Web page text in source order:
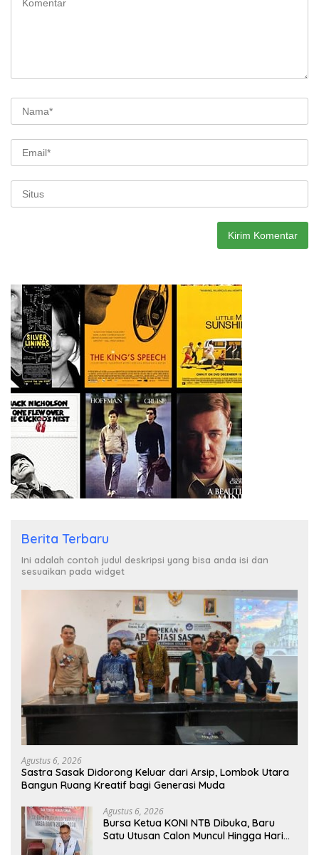
Berita Terbaru
Ini adalah contoh judul deskripsi yang bisa anda isi dan
sesuaikan pada widget
Agustus 6, 2026
Sastra Sasak Didorong Keluar dari Arsip, Lombok Utara
Bangun Ruang Kreatif bagi Generasi Muda
Agustus 6, 2026
Bursa Ketua KONI NTB Dibuka, Baru
Satu Utusan Calon Muncul Hingga Hari